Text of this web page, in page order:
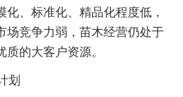
、标准化、精品化程度低，
场竞争力弱，苗木经营仍处于
的大客户资源。
划